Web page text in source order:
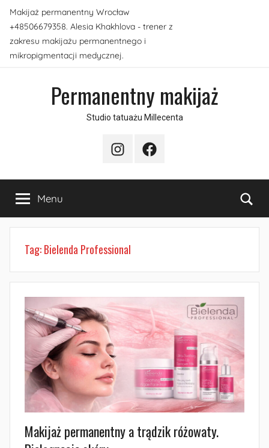
Przejdź
do
treści
Makijaż permanentny Wrocław
+48506679358. Alesia Khakhlova - trener z
zakresu makijażu permanentnego i
mikropigmentacji medycznej.
Permanentny makijaż
Studio tatuażu Millecenta
InstagramFacebook
Menu
Tag:Bielenda Professional
Makijaż permanentny a trądzik różowaty.